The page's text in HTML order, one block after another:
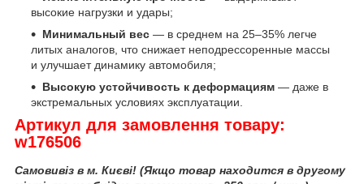
высокие нагрузки и удары;
Минимальный вес — в среднем на 25–35% легче
литых аналогов, что снижает неподрессоренные массы
и улучшает динамику автомобиля;
Высокую устойчивость к деформациям — даже в
экстремальных условиях эксплуатации.
Артикул для замовлення товару:
w176506
Самовивіз в м. Києві! (Якщо товар находится в другому